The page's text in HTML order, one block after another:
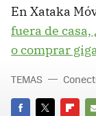
En Xataka
fuera de
o comprar
TEMAS